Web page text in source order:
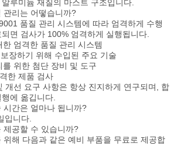
루미늄 재질의 마스트 구조입니다.
관리는 어떻습니까?
품질 관리 시스템에 따라 엄격하게 수행
면 검사가 100% 엄격하게 실행됩니다.
엄격한 품질 관리 시스템
장하기 위해 수입된 주요 기술
위한 첨단 장비 및 도구
한 제품 검사
개선 요구 사항은 항상 진지하게 연구되며, 합
에 옮깁니다.
시간은 얼마나 됩니까?
입니다.
제공할 수 있습니까?
위해 다음과 같은 예비 부품을 무료로 제공합